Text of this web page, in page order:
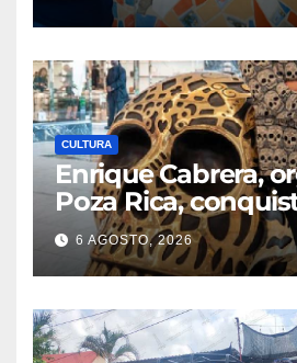
CULTURA
Enrique Cabrera,
Poza Rica,
mundo con su arte
6 AGOSTO, 2026